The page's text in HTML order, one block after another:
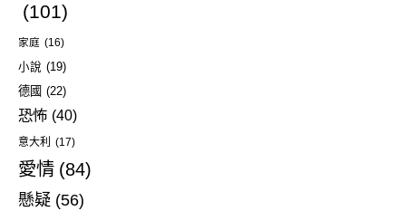
(101)
家庭 (16)
小說 (19)
德國 (22)
恐怖 (40)
意大利 (17)
愛情 (84)
懸疑 (56)